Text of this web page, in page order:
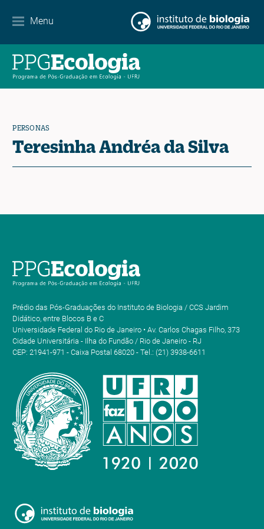
Menu
EN ES PT
PERSONAS
Teresinha Andréa da Silva
Prédio das Pós-Graduações do Instituto de Biologia / CCS Jardim
Didático, entre Blocos B e C
Universidade Federal do Rio de Janeiro • Av. Carlos Chagas Filho, 373
Cidade Universitária - Ilha do Fundão / Rio de Janeiro - RJ
CEP: 21941-971 - Caixa Postal 68020 - Tel.: (21) 3938-6611